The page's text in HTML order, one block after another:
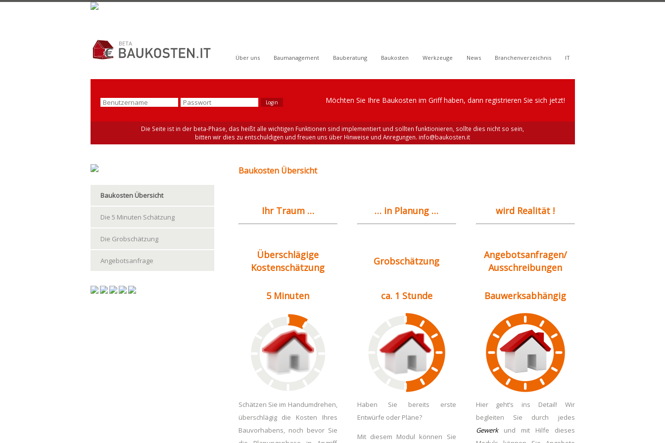
BETA
Über uns
Baumanagement Bauberatung Baukosten Werkzeuge News Branchenverzeichnis IT
Möchten Sie Ihre Baukosten im Griff haben, dann registrieren Sie sich jetzt!
Die Seite ist in der beta-Phase, das heißt alle wichtigen Funktionen sind implementiert und sollten funktionieren, sollte dies nicht so sein,
bitten wir dies zu entschuldigen und freuen uns über Hinweise und Anregungen. info@baukosten.it
Baukosten Übersicht
Die 5 Minuten Schätzung
Die Grobschätzung
Angebotsanfrage
Baukosten Übersicht
Ihr Traum … … in Planung … wird Realität !
Überschlägige
Kostenschätzung
Grobschätzung
Angebotsanfragen/
Ausschreibungen
5 Minuten ca. 1 Stunde Bauwerksabhängig
Schätzen Sie im Handumdrehen,
überschlägig die Kosten Ihres
Bauvorhabens, noch bevor Sie
Haben Sie bereits erste
Entwürfe oder Pläne?
Mit diesem Modul können Sie
Hier geht’s ins Detail! Wir
begleiten Sie durch jedes
Gewerkund mit Hilfe dieses